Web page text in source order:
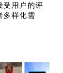
受用户的评
多样化需